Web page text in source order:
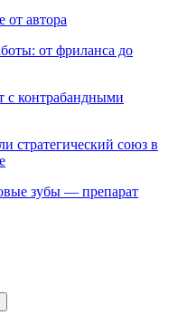
от автора
от фриланса до
с контрабандными
стратегический союз в
зубы — препарат